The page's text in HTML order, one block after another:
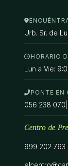
Urb. Sr. de
HORARIO
Lun a Vie:
PONTE EN
056 238 070
Centro de
999 202 763